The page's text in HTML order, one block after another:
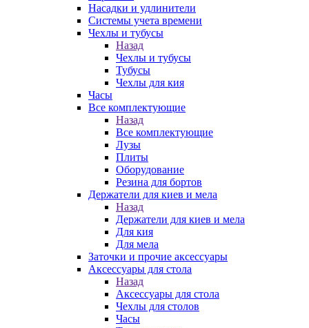
Насадки и удлинители
Системы учета времени
Чехлы и тубусы
Назад
Чехлы и тубусы
Тубусы
Чехлы для кия
Часы
Все комплектующие
Назад
Все комплектующие
Лузы
Плиты
Оборудование
Резина для бортов
Держатели для киев и мела
Назад
Держатели для киев и мела
Для кия
Для мела
Заточки и прочие аксессуары
Аксессуары для стола
Назад
Аксессуары для стола
Чехлы для столов
Часы